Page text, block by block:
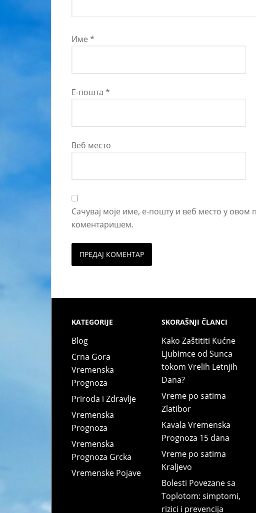
Име *
Е-пошта *
Веб место
Сачувај моје име, е-пошту и веб место у овом
коментаришем.
KATEGORIJE
Blog
Crna Gora
Vremenska
Prognoza
Priroda i Zdravlje
Vremenska
Prognoza
Vremenska
Prognoza Grcka
Vremenske Pojave
SKORAŠNJI ČLANCI
Kako Zaštititi Kućne
Ljubimce od Sunca
tokom Vrelih Letnjih
Dana?
Vreme po satima
Zlatibor
Kavala Vremenska
Prognoza 15 dana
Vreme po satima
Kraljevo
Bolesti Povezane sa
Toplotom: simptomi,
rizici i prevencija